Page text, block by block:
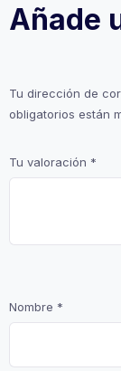
Añade
Tu dirección de
obligatorios están
Tu valoración *
Nombre *